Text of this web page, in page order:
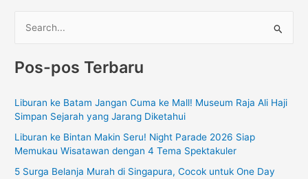
r
u
n
t
Pos-pos Terbaru
Liburan ke Batam Jangan Cuma ke Mall! Museum Raja Ali Haji
Simpan Sejarah yang Jarang Diketahui
Liburan ke Bintan Makin Seru! Night Parade 2026 Siap
Memukau Wisatawan dengan 4 Tema Spektakuler
5 Surga Belanja Murah di Singapura, Cocok untuk One Day